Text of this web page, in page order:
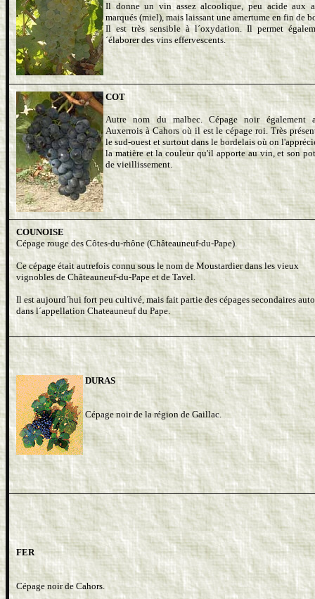
Il donne un vin assez alcoolique, peu acide aux
marqués (miel), mais laissant une amertume en fin de
Il est très sensible à l´oxydation. Il permet
´élaborer des vins effervescents.
COT
Autre nom du malbec. Cépage noir également
Auxerrois à Cahors où il est le cépage roi. Très
le sud-ouest et surtout dans le bordelais où on
la matière et la couleur qu'il apporte au vin, et son
de vieillissement.
COUNOISE
Cépage rouge des Côtes-du-rhône (Châteauneuf-du-Pape).
Ce cépage était autrefois connu sous le nom de Moustardier dans les vieux
vignobles de Châteauneuf-du-Pape et de Tavel.
Il est aujourd´hui fort peu cultivé, mais fait partie des cépages secondaires
dans l´appellation Chateauneuf du Pape.
DURAS
Cépage noir de la région de Gaillac.
FER
Cépage noir de Cahors.